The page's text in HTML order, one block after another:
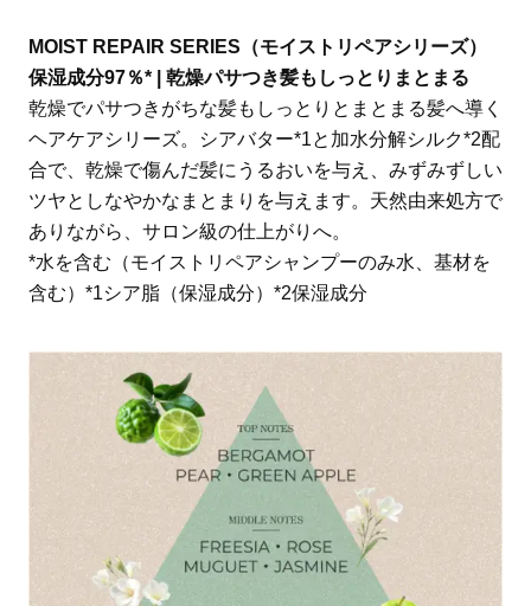
MOIST REPAIR SERIES（モイストリペアシリーズ）
保湿成分97％* | 乾燥パサつき髪もしっとりまとまる
乾燥でパサつきがちな髪もしっとりとまとまる髪へ導く
ヘアケアシリーズ。シアバター*1と加水分解シルク*2配
合で、乾燥で傷んだ髪にうるおいを与え、みずみずしい
ツヤとしなやかなまとまりを与えます。天然由来処方で
ありながら、サロン級の仕上がりへ。
*水を含む（モイストリペアシャンプーのみ水、基材を
含む）*1シア脂（保湿成分）*2保湿成分